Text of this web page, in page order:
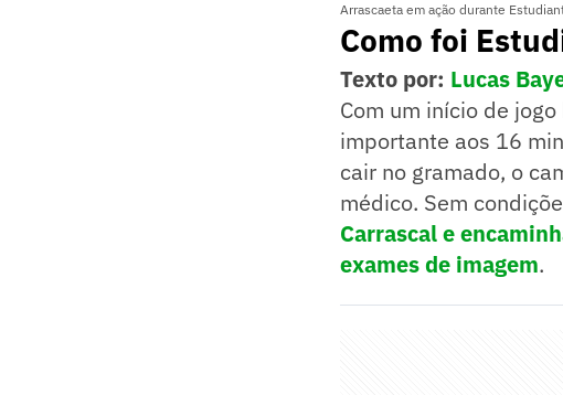
Arrascaeta em ação durante
Como foi
Texto por: Lucas
Com um início de
importante aos 16
cair no gramado, o
médico. Sem
Carrascal e
exames de imagem.